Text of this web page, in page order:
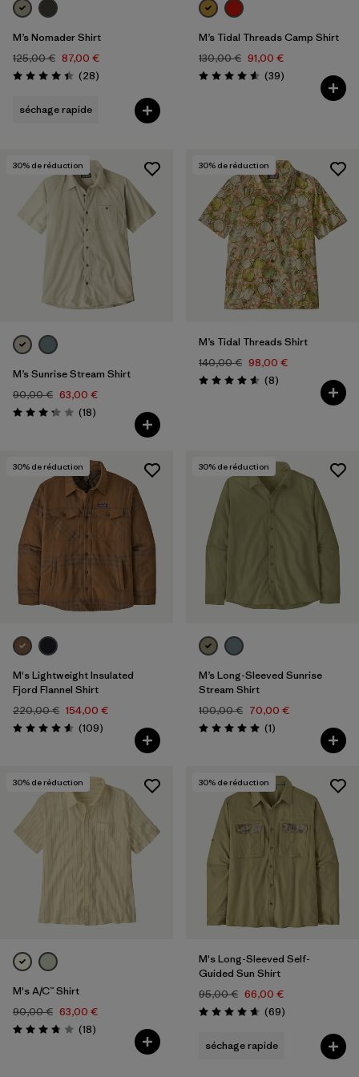
M’s Nomader Shirt
125,00 € 87,00 €
Évaluation: 4.4 / 5
(28Avis
)
séchage rapide
M’s Tidal Threads Camp Shirt
130,00 € 91,00 €
Évaluation: 4.6 / 5
(39Avis
)
30% de réduction
M’s Sunrise Stream Shirt
90,00 € 63,00 €
Évaluation: 3.2 / 5
(18Avis
)
30% de réduction
M’s Tidal Threads Shirt
140,00 € 98,00 €
Évaluation: 4.6 / 5
(8Avis
)
30% de réduction
M's Lightweight Insulated
Fjord Flannel Shirt
220,00 € 154,00 €
Évaluation: 4.6 / 5
(109Avis
)
30% de réduction
M’s Long-Sleeved Sunrise
Stream Shirt
100,00 € 70,00 €
Évaluation: 5.0 / 5
(1Avis
)
30% de réduction
M's A/C™ Shirt
90,00 € 63,00 €
Évaluation: 3.8 / 5
(18Avis
)
30% de réduction
M's Long-Sleeved Self-
Guided Sun Shirt
95,00 € 66,00 €
Évaluation: 4.7 / 5
(69Avis
)
séchage rapide